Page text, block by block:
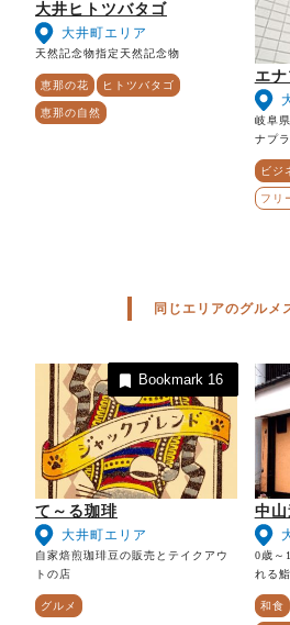
大井ヒトツバタゴ
大井町エリア
天然記念物指定天然記念物
恵那の花 ヒトツバタゴ
恵那の自然
エ
岐阜
ナプ
ビジ
フリ
同じエリアのグルメ
て～る珈琲
大井町エリア
自家焙煎珈琲豆の販売とテイクアウ
トの店
グルメ
Bookmark 16
中
0歳～
れる
和食